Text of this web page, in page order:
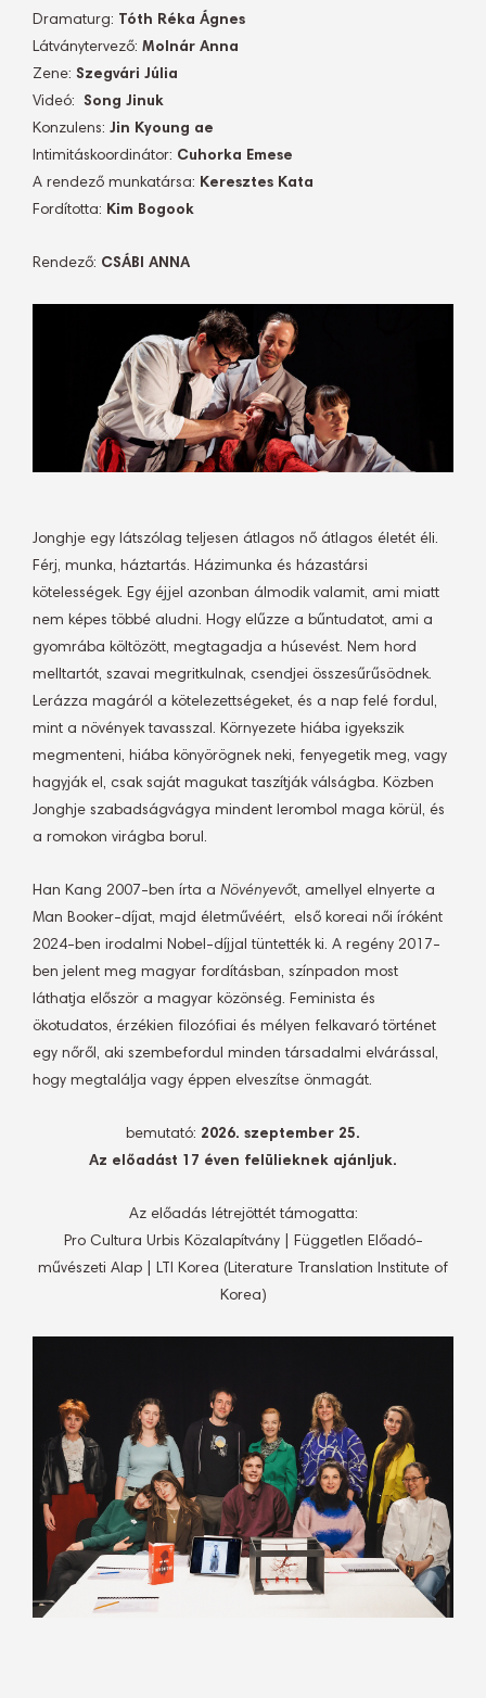
Dramaturg: Tóth Réka Ágnes
Látványtervező: Molnár Anna
Zene: Szegvári Júlia
Videó:
Song Jinuk
Konzulens: Jin Kyoung ae
Intimitáskoordinátor: Cuhorka Emese
A rendező munkatársa: Keresztes Kata
Fordította: Kim Bogook
Rendező: CSÁBI ANNA
Jonghje egy látszólag teljesen átlagos nő átlagos életét éli.
Férj, munka, háztartás. Házimunka és házastársi
kötelességek. Egy éjjel azonban álmodik valamit, ami miatt
nem képes többé aludni. Hogy elűzze a bűntudatot, ami a
gyomrába költözött, megtagadja a húsevést. Nem hord
melltartót, szavai megritkulnak, csendjei összesűrűsödnek.
Lerázza magáról a kötelezettségeket, és a nap felé fordul,
mint a növények tavasszal. Környezete hiába igyekszik
megmenteni, hiába könyörögnek neki, fenyegetik meg, vagy
hagyják el, csak saját magukat taszítják válságba. Közben
Jonghje szabadságvágya mindent lerombol maga körül, és
a romokon virágba borul.
Han Kang 2007-ben írta a Növényevőt, amellyel elnyerte a
Man Booker-díjat, majd életművéért, első koreai női íróként
2024-ben irodalmi Nobel-díjjal tüntették ki. A regény 2017-
ben jelent meg magyar fordításban, színpadon most
láthatja először a magyar közönség. Feminista és
ökotudatos, érzékien filozófiai és mélyen felkavaró történet
egy nőről, aki szembefordul minden társadalmi elvárással,
hogy megtalálja vagy éppen elveszítse önmagát.
bemutató: 2026. szeptember 25.
Az előadást 17 éven felülieknek ajánljuk.
Az előadás létrejöttét támogatta:
Pro Cultura Urbis Közalapítvány | Független Előadó-
művészeti Alap | LTI Korea (Literature Translation Institute of
Korea)